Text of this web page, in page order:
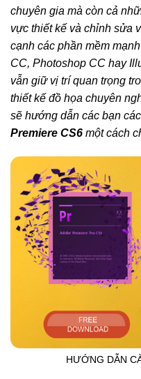
chuyên gia mà còn cả
vực thiết kế và chỉnh sửa
cạnh các phần mềm
CC, Photoshop CC hay
vẫn giữ vị trí quan trọng
thiết kế đồ họa chuyên
sẽ hướng dẫn các bạn
Premiere CS6 một cách
HƯỚNG DẪN